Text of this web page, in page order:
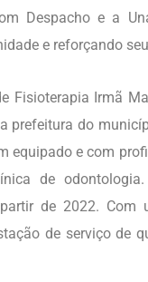
Despacho e a
e reforçando
Fisioterapia Irmã
prefeitura do
equipado e com
de
de 2022. Com
de serviço de